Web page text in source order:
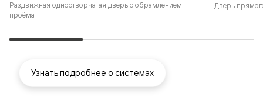
Раздвижная одностворчатая дверь с обрамлением
проёма
Дверь
Узнать подробнее о системах